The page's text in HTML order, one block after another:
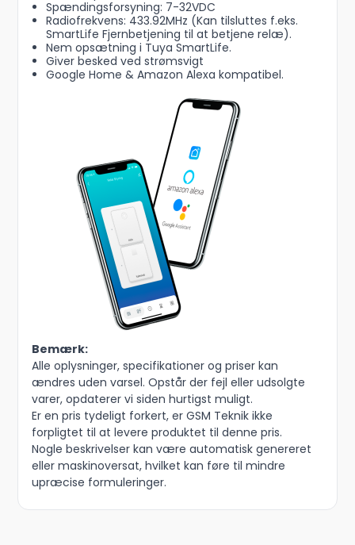
Spændingsforsyning: 7-32VDC
Radiofrekvens: 433.92MHz (Kan tilsluttes f.eks.
SmartLife Fjernbetjening til at betjene relæ).
Nem opsætning i Tuya SmartLife.
Giver besked ved strømsvigt
Google Home & Amazon Alexa kompatibel.
Bemærk:
Alle oplysninger, specifikationer og priser kan
ændres uden varsel. Opstår der fejl eller udsolgte
varer, opdaterer vi siden hurtigst muligt.
Er en pris tydeligt forkert, er GSM Teknik ikke
forpligtet til at levere produktet til denne pris.
Nogle beskrivelser kan være automatisk genereret
eller maskinoversat, hvilket kan føre til mindre
upræcise formuleringer.